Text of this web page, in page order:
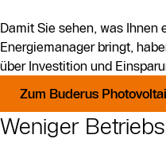
Damit Sie sehen, was
Energiemanager bringt,
über Investition und
Zum Buderus
Weniger